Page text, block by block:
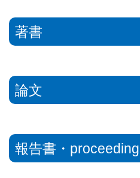
著書
論文
報告書・proceeding